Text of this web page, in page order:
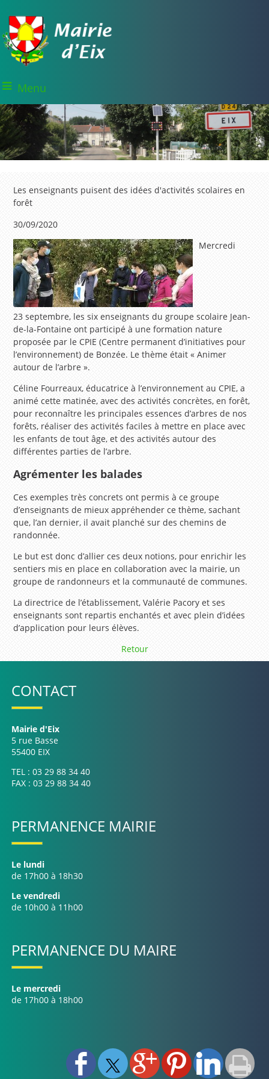
Menu
Les enseignants puisent des idées d'activités scolaires en
forêt
30/09/2020
Mercredi
23 septembre, les six enseignants du groupe scolaire Jean-
de-la-Fontaine ont participé à une formation nature
proposée par le CPIE (Centre permanent d’initiatives pour
l’environnement) de Bonzée. Le thème était « Animer
autour de l’arbre ».
Céline Fourreaux, éducatrice à l’environnement au CPIE, a
animé cette matinée, avec des activités concrètes, en forêt,
pour reconnaître les principales essences d’arbres de nos
forêts, réaliser des activités faciles à mettre en place avec
les enfants de tout âge, et des activités autour des
différentes parties de l’arbre.
Agrémenter les balades
Ces exemples très concrets ont permis à ce groupe
d’enseignants de mieux appréhender ce thème, sachant
que, l’an dernier, il avait planché sur des chemins de
randonnée.
Le but est donc d’allier ces deux notions, pour enrichir les
sentiers mis en place en collaboration avec la mairie, un
groupe de randonneurs et la communauté de communes.
La directrice de l’établissement, Valérie Pacory et ses
enseignants sont repartis enchantés et avec plein d’idées
d’application pour leurs élèves.
Retour
CONTACT
Mairie d'Eix
5 rue Basse
55400 EIX
TEL : 03 29 88 34 40
FAX : 03 29 88 34 40
PERMANENCE MAIRIE
Le lundi
de 17h00 à 18h30
Le vendredi
de 10h00 à 11h00
PERMANENCE DU MAIRE
Le mercredi
de 17h00 à 18h00